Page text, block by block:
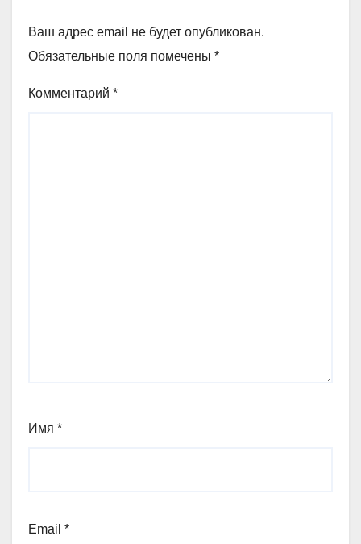
Ваш адрес email не будет опубликован.
Обязательные поля помечены *
Комментарий *
Имя *
Email *